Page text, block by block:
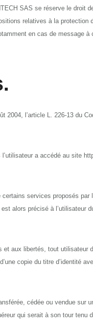
SAS se réserve le droit
relatives à la protection
en cas de message
2004, l’article L. 226-13 du
a accédé au site
services proposés
alors précisé à l’utilisateur
aux libertés, tout utilisateur
copie du titre d’identité
cédée ou vendue sur
qui serait à son tour tenu